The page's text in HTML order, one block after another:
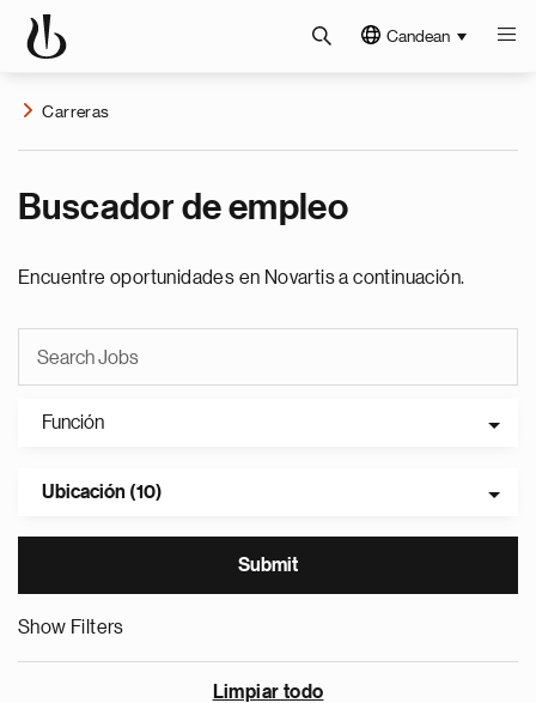
Candean
Carreras
Buscador de empleo
Encuentre oportunidades en Novartis a continuación.
Función
Ubicación (10)
Show Filters
Limpiar todo